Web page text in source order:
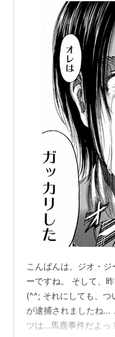
こんばんは、ジオ・
ーですね。 そして、
(^^; それにしても、つ
が逮捕されましたね…
ツは…馬鹿事件だよっ